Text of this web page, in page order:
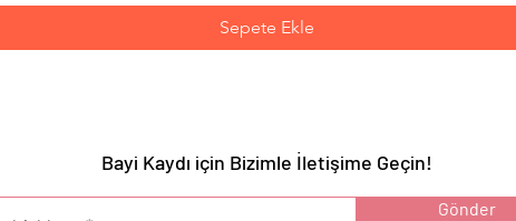
Sepete Ekle
UYARI :
Bayi Kaydı için Bizimle İletişime Geçin!
Gönder